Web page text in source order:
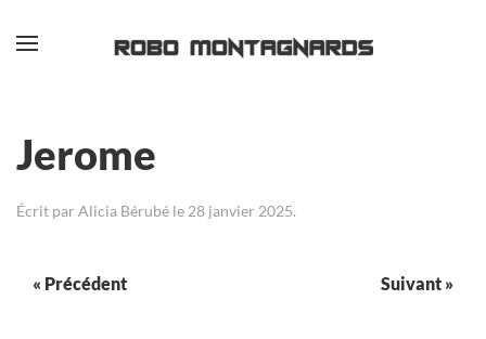
Passer au contenu principal
Jerome
Écrit par Alicia Bérubé le 28 janvier 2025.
« Précédent Suivant »